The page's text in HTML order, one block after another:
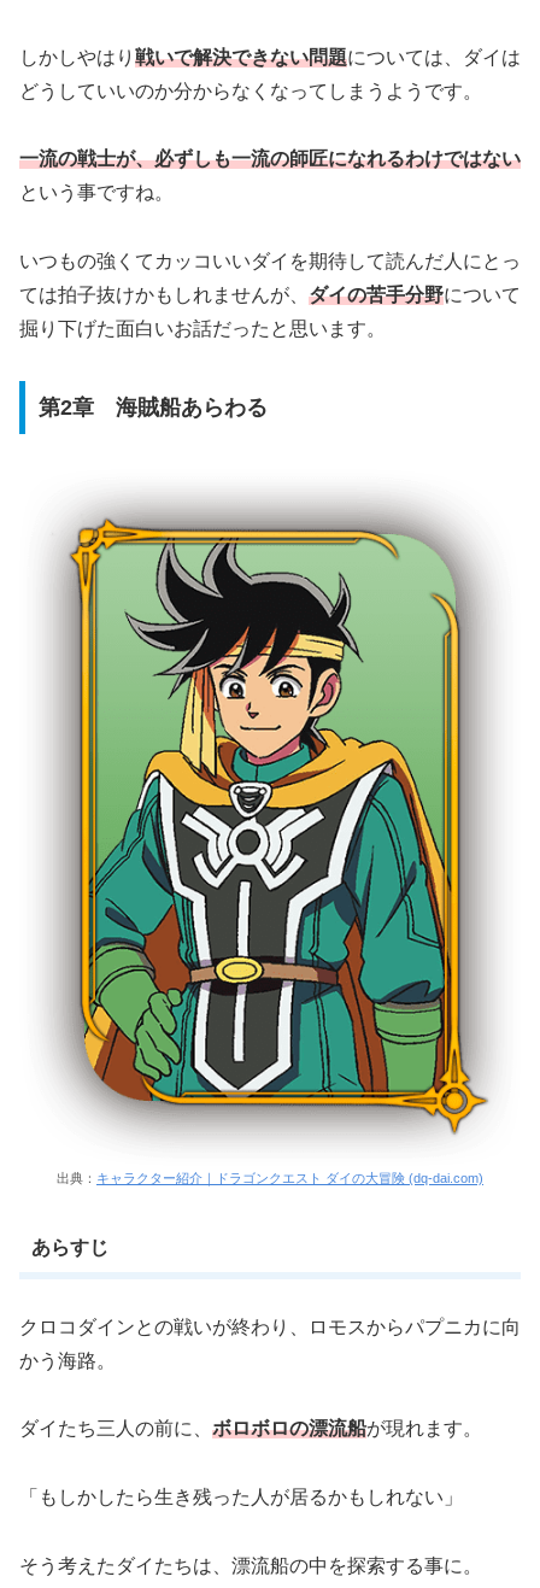
しかしやはり 戦いで解決できない問題については、ダイは
どうしていいのか分からなくなってしまうようです。
一流の戦士が、必ずしも一流の師匠になれるわけではない
という事ですね。
いつもの強くてカッコいいダイを期待して読んだ人にとっ
ては拍子抜けかもしれませんが、 ダイの苦手分野について
掘り下げた面白いお話だったと思います。
第2章 海賊船あらわる
出典： キャラクター紹介｜ドラゴンクエスト ダイの大冒険 (dq-dai.com)
あらすじ
クロコダインとの戦いが終わり、ロモスからパプニカに向
かう海路。
ダイたち三人の前に、 ボロボロの漂流船が現れます。
「もしかしたら生き残った人が居るかもしれない」
そう考えたダイたちは、漂流船の中を探索する事に。